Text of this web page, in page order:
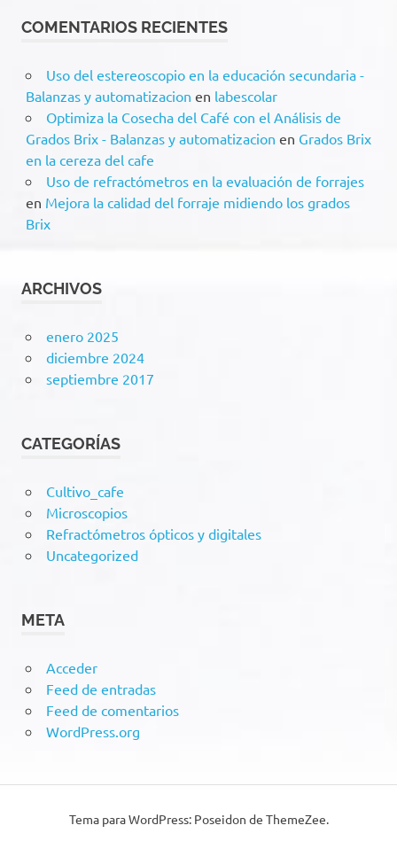
COMENTARIOS RECIENTES
Uso del estereoscopio en la educación secundaria -
Balanzas y automatizacion en labescolar
Optimiza la Cosecha del Café con el Análisis de
Grados Brix - Balanzas y automatizacion en Grados Brix
en la cereza del cafe
Uso de refractómetros en la evaluación de forrajes
en Mejora la calidad del forraje midiendo los grados
Brix
ARCHIVOS
enero 2025
diciembre 2024
septiembre 2017
CATEGORÍAS
Cultivo_cafe
Microscopios
Refractómetros ópticos y digitales
Uncategorized
META
Acceder
Feed de entradas
Feed de comentarios
WordPress.org
Tema para WordPress: Poseidon de ThemeZee.